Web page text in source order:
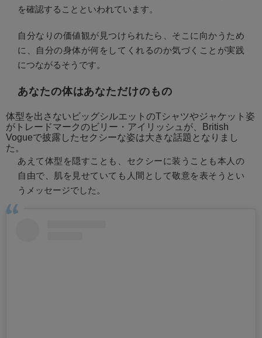
を確認することといわれています。
自分なりの価値観が見つけられたら、そこに向かうため
に、自分の身体が何をしてくれるのか気づくことが実践
につながるそうです。
あなたの体はあなただけのもの
体型を出さないビッグシルエットのTシャツやジャケット姿
がトレードマークのビリー・アイリッシュが、British
Vogueで披露したセクシーな姿は大きな話題となりまし
た。
あえて体型を隠すことも、セクシーに装うことも本人の
自由で、肌を見せていても人間として敬意を表そうとい
うメッセージでした。